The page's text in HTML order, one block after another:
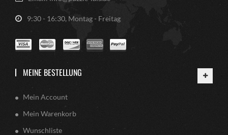
9:30 - 16:30, Montag - Freitag
MEINE BESTELLUNG
Mein Account
Mein Warenkorb
Wunschliste